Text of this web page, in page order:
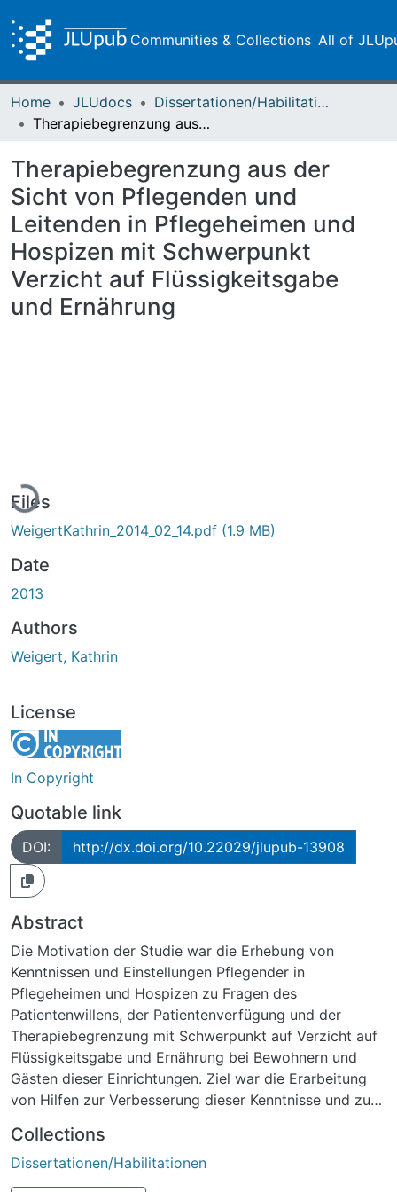
Communities & Collections All of
Home JLUdocs
Dissertationen/Habilitationen
Therapiebegrenzung aus der Sicht von Pflegenden und Leitenden in Pflegeheimen und Hospizen mit Schwerpunkt Verzicht auf Flüssigkeitsgabe und Ernährung
Therapiebegrenzung aus der
Sicht von Pflegenden und
Leitenden in Pflegeheimen und
Hospizen mit Schwerpunkt
Verzicht auf Flüssigkeitsgabe
und Ernährung
Loading...
Files
WeigertKathrin_2014_02_14.pdf (1.9 MB)
Date
2013
Authors
Weigert, Kathrin
License
In Copyright
Quotable link
DOI: http://dx.doi.org/10.22029/jlupub-13908
Abstract
Die Motivation der Studie war die Erhebung von
Kenntnissen und Einstellungen Pflegender in
Pflegeheimen und Hospizen zu Fragen des
Patientenwillens, der Patientenverfügung und der
Therapiebegrenzung mit Schwerpunkt auf Verzicht auf
Flüssigkeitsgabe und Ernährung bei Bewohnern und
Gästen dieser Einrichtungen. Ziel war die Erarbeitung
von Hilfen zur Verbesserung dieser Kenntnisse und zur
Bewohner.Dafür wurden mit einer quantitativen Studie
mittels eines strukturierten, fragebogenbasierten
Interviews und vier klinischen Fallbeispielen in jeweils
Collections
Dissertationen/Habilitationen